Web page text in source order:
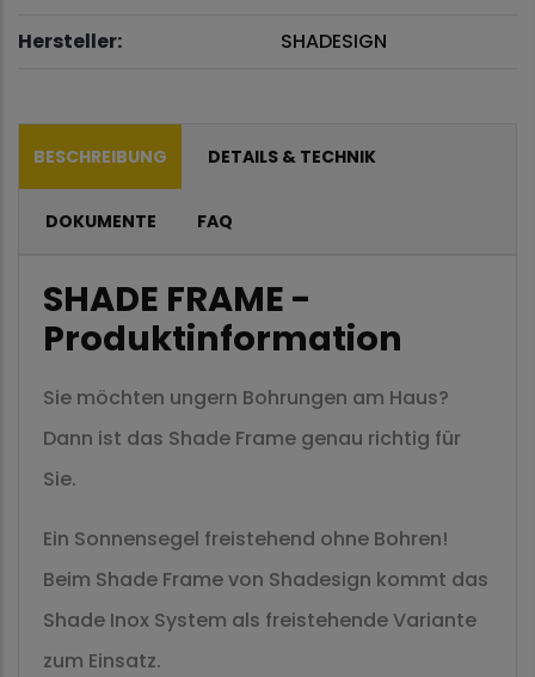
Hersteller:
SHADESIGN
BESCHREIBUNG DETAILS & TECHNIK
DOKUMENTE FAQ
SHADE FRAME -
Produktinformation
Sie möchten ungern Bohrungen am Haus?
Dann ist das Shade Frame genau richtig für
Sie.
Ein Sonnensegel freistehend ohne Bohren!
Beim Shade Frame von Shadesign kommt das
Shade Inox System als freistehende Variante
zum Einsatz.